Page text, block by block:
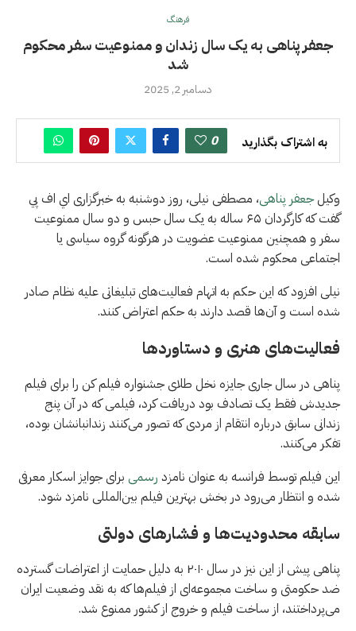
فرهنگ
جعفر پناهی به یک سال زندان و ممنوعیت سفر محکوم
شد
دسامبر 2, 2025
به اشتراک بگذارید 0
وکیلجعفر پناهی، مصطفی نیلی، روز دوشنبه به خبرگزاری اي اف پي
گفت که کارگردان ۶۵ ساله به یک سال حبس و دو سال ممنوعیت
سفر و همچنین ممنوعیت عضویت در هرگونه گروه سیاسی یا
اجتماعی محکوم شده است.
نیلی افزود که این حکم به اتهام فعالیت‌های تبلیغاتی علیه نظام صادر
شده است و آن‌ها قصد دارند به حکم اعتراض کنند.
فعالیت‌های هنری و دستاوردها
پناهی در سال جاری جایزه نخل طلای جشنواره فیلم کن را برای فیلم
جدیدش فقط یک تصادف بود دریافت کرد، فیلمی که در آن پنج
زندانی سابق درباره انتقام از مردی که تصور می‌کنند زندانبانشان بوده،
تفکر می‌کنند.
این فیلم توسط فرانسه به عنوان نامزد رسمی برای جوایز اسکار معرفی
شده و انتظار می‌رود در بخش بهترین فیلم بین‌المللی نامزد شود.
سابقه محدودیت‌ها و فشارهای دولتی
پناهی پیش از این نیز در سال ۲۰۱۰ به دلیل حمایت از اعتراضات گسترده
ضد حکومتی و ساخت مجموعه‌ای از فیلم‌ها که به نقد وضعیت ایران
می‌پرداختند، از ساخت فیلم و خروج از کشور ممنوع شد.